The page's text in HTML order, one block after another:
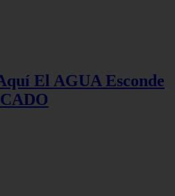
El AGUA Esconde